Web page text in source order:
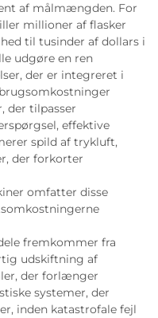
af målmængden. For
millioner af flasker
til tusinder af dollars i
udgøre en ren
der er integreret i
der tilpasser
effektive
spild af trykluft,
der forkorter
omfatter disse
fremkommer fra
udskiftning af
der forlænger
systemer, der
inden katastrofale fejl